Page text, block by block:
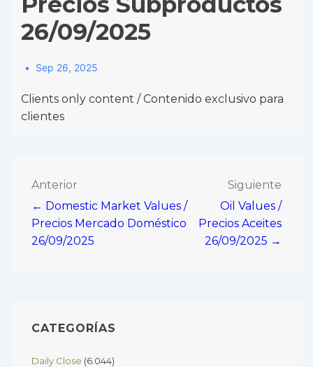
26/09/2025
Sep 26, 2025
Clients only content / Contenido exclusivo para
clientes
Navegación
de
entradas
Anterior
← Domestic Market Values /
Precios Mercado Doméstico
26/09/2025
Siguiente
Oil Values /
Precios Aceites
26/09/2025 →
CATEGORÍAS
Daily Close (6.044)